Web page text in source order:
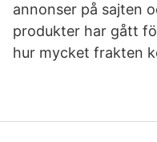
annonser på sajten
produkter har gått
hur mycket frakten